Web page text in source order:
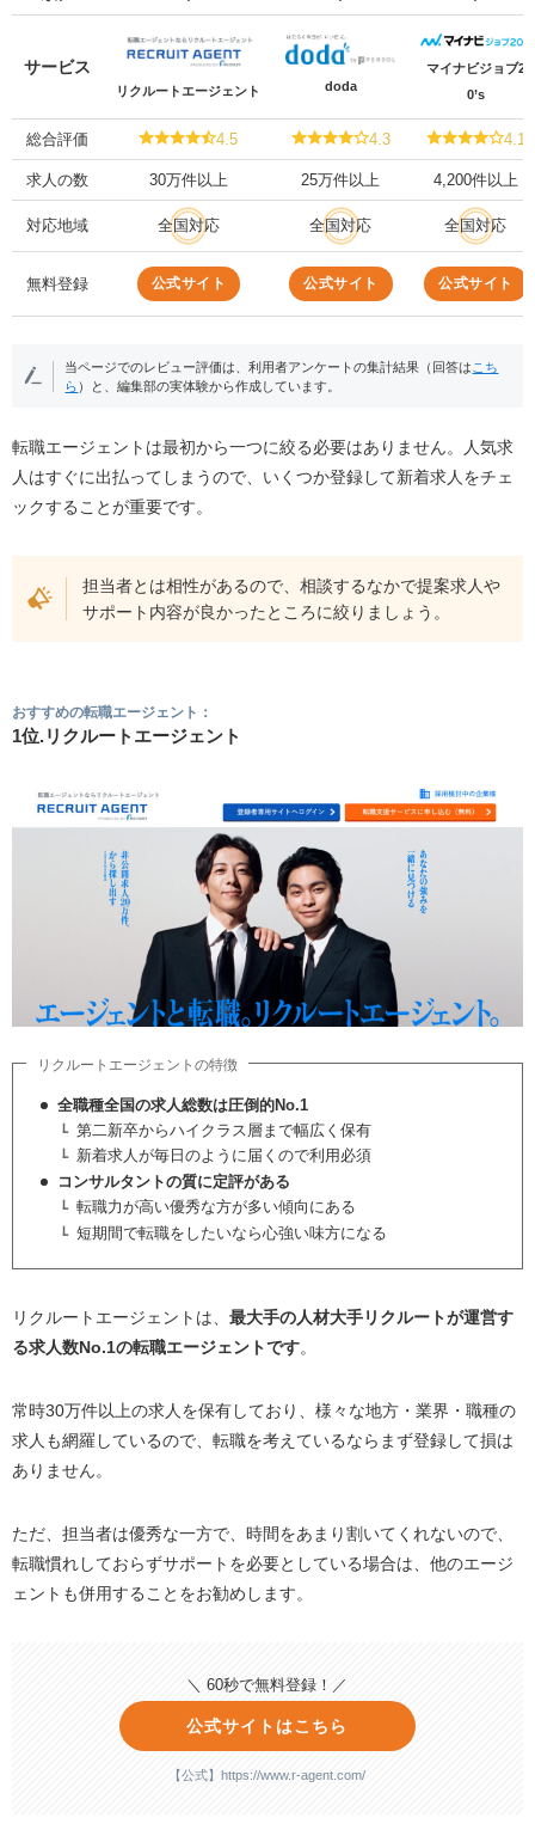
サービス
リクルートエージェント doda
マイナビジョブ2
0’s
総合評価 4.5 4.3 4.1
求人の数 30万件以上 25万件以上 4,200件以上
対応地域 全国対応 全国対応 全国対応
無料登録 公式サイト 公式サイト 公式サイト
当ページでのレビュー評価は、利用者アンケートの集計結果（回答は こち
ら ）と、編集部の実体験から作成しています。
転職エージェントは最初から一つに絞る必要はありません。人気求
人はすぐに出払ってしまうので、いくつか登録して新着求人をチェ
ックすることが重要です。
担当者とは相性があるので、相談するなかで提案求人や
サポート内容が良かったところに絞りましょう。
おすすめの転職エージェント：
1位.リクルートエージェント
リクルートエージェントの特徴
全職種全国の求人総数は圧倒的No.1
第二新卒からハイクラス層まで幅広く保有
新着求人が毎日のように届くので利用必須
コンサルタントの質に定評がある
転職力が高い優秀な方が多い傾向にある
短期間で転職をしたいなら心強い味方になる
リクルートエージェントは、 最大手の人材大手リクルートが運営す
る求人数No.1の転職エージェントです。
常時30万件以上の求人を保有しており、様々な地方・業界・職種の
求人も網羅しているので、転職を考えているならまず登録して損は
ありません。
ただ、担当者は優秀な一方で、時間をあまり割いてくれないので、
転職慣れしておらずサポートを必要としている場合は、他のエージ
ェントも併用することをお勧めします。
＼ 60秒で無料登録！／
公式サイトはこちら
【公式】https://www.r-agent.com/